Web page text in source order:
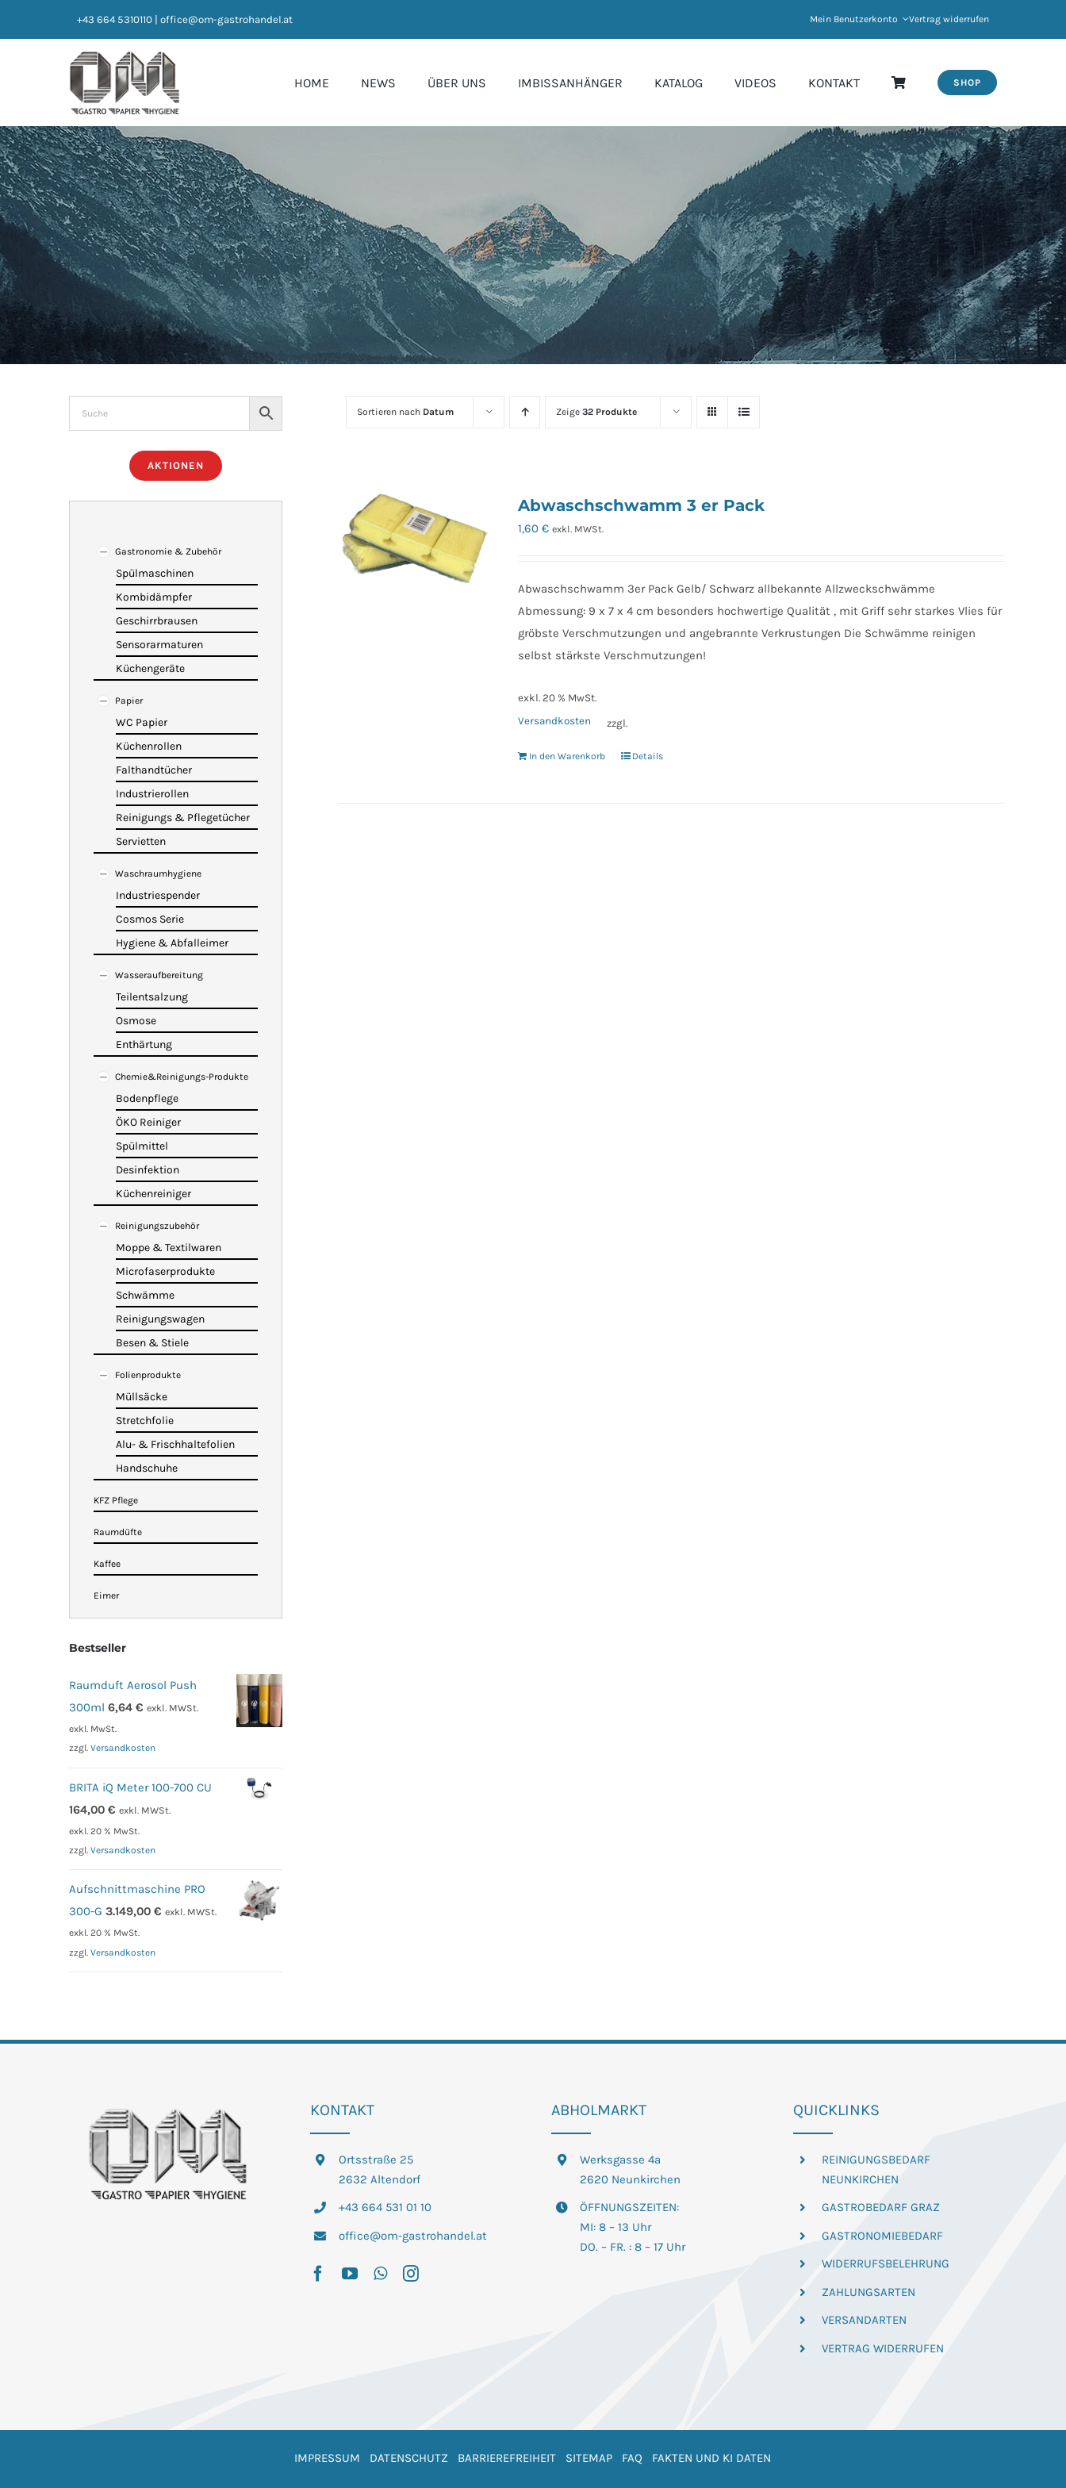
+43 664 5310110 office@om-gastrohandel.at Mein Benutzerkonto Vertrag widerrufen
HOME NEWS ÜBER UNS IMBISSANHÄNGER KATALOG VIDEOS KONTAKT SHOP
Sortieren nach Datum Zeige32 Produkte
Abwaschschwamm 3 er Pack
1,60 € exkl. MWSt.
Abwaschschwamm 3er Pack Gelb/ Schwarz allbekannte Allzweckschwämme
Abmessung: 9 x 7 x 4 cm besonders hochwertige Qualität , mit Griff sehr starkes Vlies für
gröbste Verschmutzungen und angebrannte Verkrustungen Die Schwämme reinigen
selbst stärkste Verschmutzungen!
exkl. 20 % MwSt.
zzgl.
Versandkosten
In den Warenkorb Details
AKTIONEN
Gastronomie & Zubehör
Spülmaschinen
Kombidämpfer
Geschirrbrausen
Sensorarmaturen
Küchengeräte
Papier
WC Papier
Küchenrollen
Falthandtücher
Industrierollen
Reinigungs & Pflegetücher
Servietten
Waschraumhygiene
Industriespender
Cosmos Serie
Hygiene & Abfalleimer
Wasseraufbereitung
Teilentsalzung
Osmose
Enthärtung
Chemie&Reinigungs-Produkte
Bodenpflege
ÖKO Reiniger
Spülmittel
Desinfektion
Küchenreiniger
Reinigungszubehör
Moppe & Textilwaren
Microfaserprodukte
Schwämme
Reinigungswagen
Besen & Stiele
Folienprodukte
Müllsäcke
Stretchfolie
Alu- & Frischhaltefolien
Handschuhe
KFZ Pflege
Raumdüfte
Kaffee
Eimer
Bestseller
Raumduft Aerosol Push
300ml 6,64 € exkl. MWSt.
exkl. MwSt.
zzgl. Versandkosten
BRITA iQ Meter 100-700 CU
164,00 € exkl. MWSt.
exkl. 20 % MwSt.
zzgl. Versandkosten
Aufschnittmaschine PRO
300-G 3.149,00 € exkl. MWSt.
exkl. 20 % MwSt.
zzgl. Versandkosten
KONTAKT
Ortsstraße 25
2632 Altendorf
+43 664 531 01 10
office@om-gastrohandel.at
ABHOLMARKT
Werksgasse 4a
2620 Neunkirchen
ÖFFNUNGSZEITEN:
MI: 8 – 13 Uhr
DO. – FR. : 8 – 17 Uhr
QUICKLINKS
REINIGUNGSBEDARF
NEUNKIRCHEN
GASTROBEDARF GRAZ
GASTRONOMIEBEDARF
WIDERRUFSBELEHRUNG
ZAHLUNGSARTEN
VERSANDARTEN
VERTRAG WIDERRUFEN
IMPRESSUM DATENSCHUTZ BARRIEREFREIHEIT SITEMAP FAQ FAKTEN UND KI DATEN